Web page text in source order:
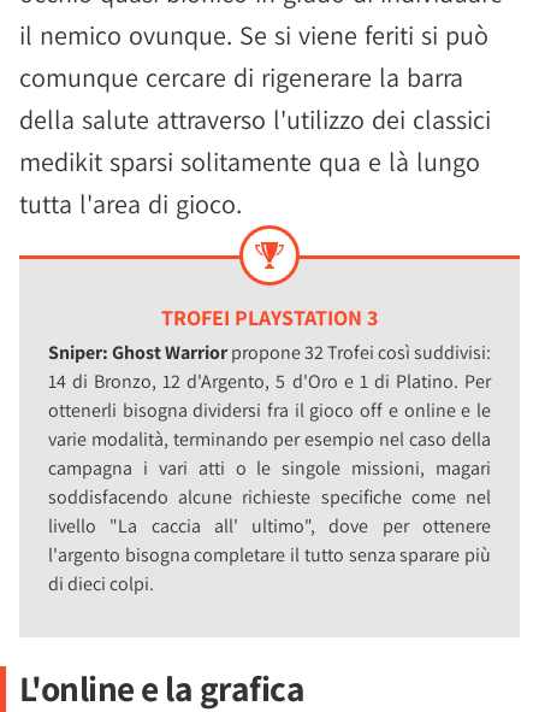
il nemico ovunque. Se si viene feriti si può
comunque cercare di rigenerare la barra
della salute attraverso l'utilizzo dei classici
medikit sparsi solitamente qua e là lungo
tutta l'area di gioco.
TROFEI PLAYSTATION 3
Sniper: Ghost Warriorpropone 32 Trofei così suddivisi:
14 di Bronzo, 12 d'Argento, 5 d'Oro e 1 di Platino. Per
ottenerli bisogna dividersi fra il gioco off e online e le
varie modalità, terminando per esempio nel caso della
campagna i vari atti o le singole missioni, magari
soddisfacendo alcune richieste specifiche come nel
livello "La caccia all' ultimo", dove per ottenere
l'argento bisogna completare il tutto senza sparare più
di dieci colpi.
L'online e la grafica